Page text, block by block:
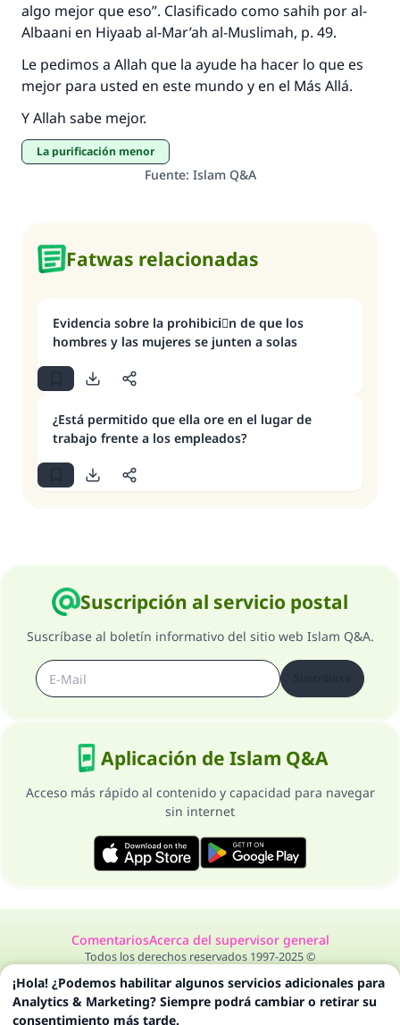
algo mejor que eso”. Clasificado como sahih por al-
Albaani en Hiyaab al-Mar’ah al-Muslimah, p. 49.
Le pedimos a Allah que la ayude ha hacer lo que es
mejor para usted en este mundo y en el Más Allá.
Y Allah sabe mejor.
La purificación menor
Fuente: Islam Q&A
Fatwas relacionadas
Evidencia sobre la prohibiciَn de que los
hombres y las mujeres se junten a solas
¿Está permitido que ella ore en el lugar de
trabajo frente a los empleados?
Suscripción al servicio postal
Suscríbase al boletín informativo del sitio web Islam Q&A.
Aplicación de Islam Q&A
Acceso más rápido al contenido y capacidad para navegar
sin internet
ComentariosAcerca del supervisor general
Todos los derechos reservados 1997-2025 ©
¡Hola! ¿Podemos habilitar algunos servicios adicionales para
Analytics & Marketing? Siempre podrá cambiar o retirar su
consentimiento más tarde.